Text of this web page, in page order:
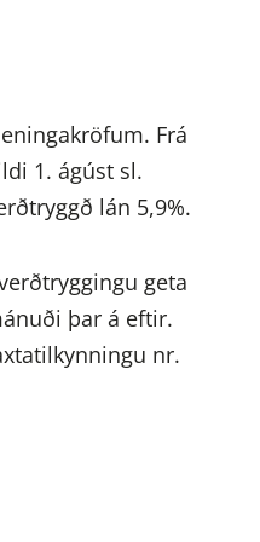
Frá
1. ágúst sl.
lán 5,9%.
geta
þar á eftir.
nr.